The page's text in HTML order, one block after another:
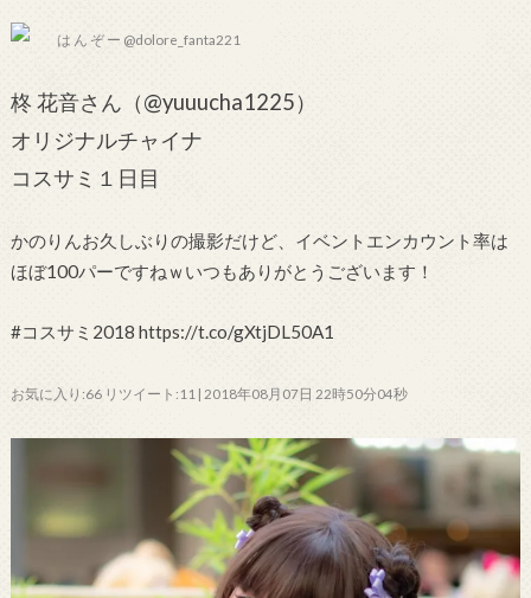
は ん ぞ ー @dolore_fanta221
柊 花音さん（@yuuucha1225）
オリジナルチャイナ
コスサミ１日目
かのりんお久しぶりの撮影だけど、イベントエンカウント率は
ほぼ100パーですねｗいつもありがとうございます！
#コスサミ2018 https://t.co/gXtjDL50A1
お気に入り:66 リツイート:11 | 2018年08月07日 22時50分04秒